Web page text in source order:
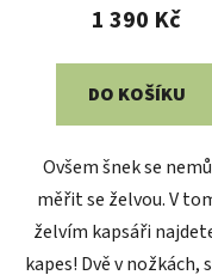
1 390 Kč
DO KOŠÍKU
Ovšem šnek se
měřit se želvou. V
želvím kapsáři
kapes! Dvě v nožkách,